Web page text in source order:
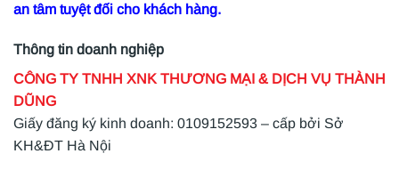
an tâm tuyệt đối cho khách hàng.
Thông tin doanh nghiệp
CÔNG TY TNHH XNK THƯƠNG MẠI & DỊCH VỤ THÀNH
DŨNG
Giấy đăng ký kinh doanh: 0109152593 – cấp bởi Sở
KH&ĐT Hà Nội